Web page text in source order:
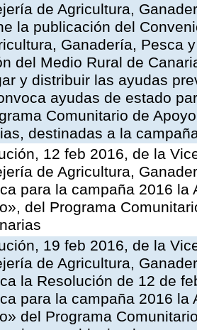
de Agricultura,
la publicación del
Ganadería, Pesca
del Medio Rural de
y distribuir las ayudas
ayudas de estado
Comunitario de
destinadas a la
12 feb 2016, de la
de Agricultura,
para la campaña 2016
del Programa
19 feb 2016, de la
de Agricultura,
la Resolución de 12 de
para la campaña 2016
del Programa